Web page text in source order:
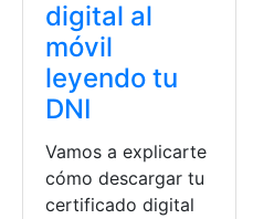
digital al
móvil
leyendo tu
DNI
Vamos a explicarte
cómo descargar tu
certificado digital